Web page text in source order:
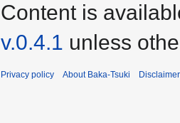
Content is
v.0.4.1 unless
Privacy policy About Baka-Tsuki